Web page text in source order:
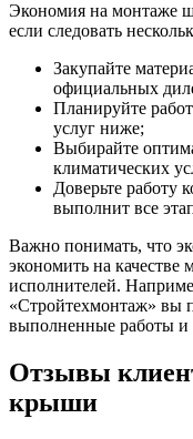
Экономия на монтаже
если следовать
Закупайте
официальных
Планируйте
услуг ниже;
Выбирайте
климатических
Доверьте работу
выполнит все
Важно понимать, что
экономить на качестве
исполнителей.
«Стройтехмонтаж» вы
выполненные работы и
Отзывы
крыши